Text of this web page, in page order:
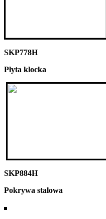
SKP778H
Płyta klocka
SKP884H
Pokrywa stalowa